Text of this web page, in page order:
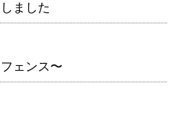
ました
ェンス〜